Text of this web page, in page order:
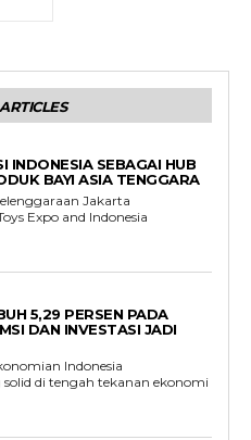
INDONESIA SEBAGAI HUB
BAYI ASIA TENGGARA
Jakarta
Expo and Indonesia
5,29 PERSEN PADA
DAN INVESTASI JADI
Indonesia
di tengah tekanan ekonomi